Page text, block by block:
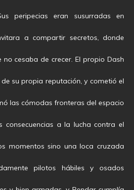
peripecias eran susurradas en
a compartir secretos, donde
cesaba de crecer. El propio Dash
su propia reputación, y cometió el
las cómodas fronteras del espacio
consecuencias a la lucha contra el
momentos sino una loca cruzada
pilotos hábiles y osados